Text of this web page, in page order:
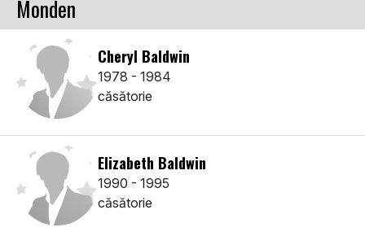
Monden
Cheryl Baldwin
1978 - 1984
căsătorie
Elizabeth Baldwin
1990 - 1995
căsătorie